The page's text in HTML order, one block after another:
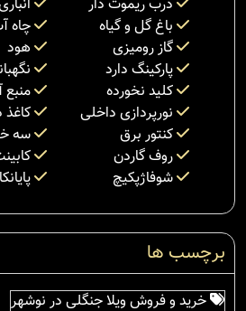
درب ریموت دار
باغ گل و گیاه
چاه
گاز رومیزی
هود
پارکینگ دارد
نگهبانی
کلید نخورده
نورپردازی داخلی
کاغذ
کنتور برق
سه
روف گاردن
شوفاژپکیچ
برچسب ها
خرید و فروش ویلا جنگلی در نوشهر